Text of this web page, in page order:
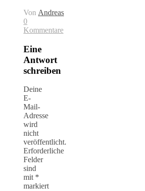
Von Andreas
0
Kommentare
Eine
Antwort
schreiben
Deine
E-
Mail-
Adresse
wird
nicht
veröffentlicht.
Erforderliche
Felder
sind
mit *
markiert